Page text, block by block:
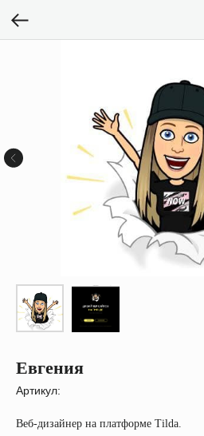
Евгения
Артикул:
Веб-дизайнер на платформе Tilda.